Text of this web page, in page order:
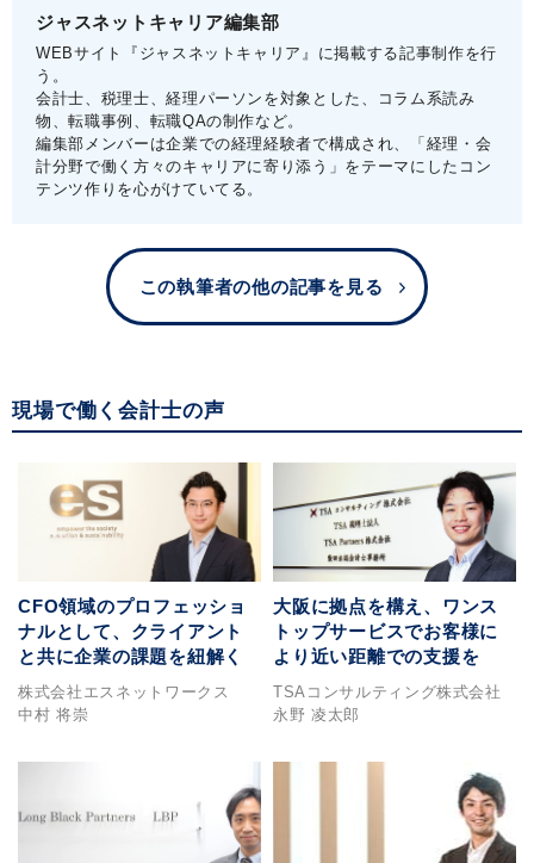
ジャスネットキャリア編集部
WEBサイト『ジャスネットキャリア』に掲載する記事制作を行
う。
会計士、税理士、経理パーソンを対象とした、コラム系読み
物、転職事例、転職QAの制作など。
編集部メンバーは企業での経理経験者で構成され、「経理・会
計分野で働く方々のキャリアに寄り添う」をテーマにしたコン
テンツ作りを心がけていてる。
この執筆者の他の記事を見る
現場で働く会計士の声
CFO領域のプロフェッショ
ナルとして、クライアント
と共に企業の課題を紐解く
株式会社エスネットワークス
中村 将崇
大阪に拠点を構え、ワンス
トップサービスでお客様に
より近い距離での支援を
TSAコンサルティング株式会社
永野 凌太郎